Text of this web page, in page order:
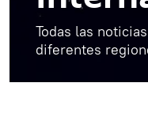
Todas las
diferentes